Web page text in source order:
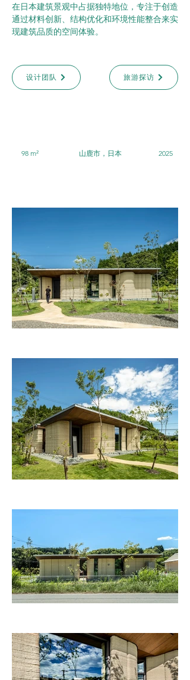
在日本建筑景观中占据独特地位，专注于创造
通过材料创新、结构优化和环境性能整合来实
现建筑品质的空间体验。
设计团队 旅游探访
98 m² 山鹿市，日本 2025